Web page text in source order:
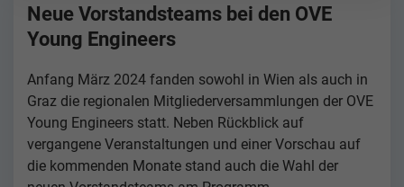
Neue Vorstandsteams bei den OVE
Young Engineers
Anfang März 2024 fanden sowohl in Wien als auch in
Graz die regionalen Mitgliederversammlungen der OVE
Young Engineers statt. Neben Rückblick auf
vergangene Veranstaltungen und einer Vorschau auf
die kommenden Monate stand auch die Wahl der